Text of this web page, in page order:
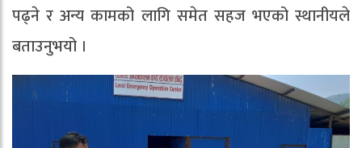
पढ्ने र अन्य कामको लागि समेत सहज भएको स्थानीयले
बताउनुभयो ।